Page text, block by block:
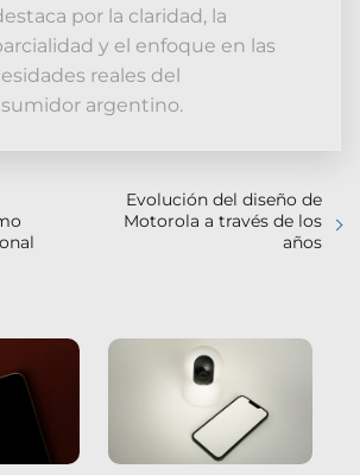
por la claridad, la
y el enfoque en las
reales del
argentino.
Evolución del diseño de
Motorola a través de los
años